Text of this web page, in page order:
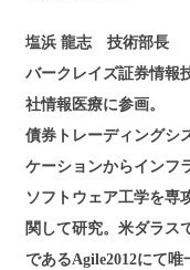
塩浜 龍志 技術部長
バークレイズ証券情報
社情報医療に参画。
債券トレーディングシ
ケーションからインフ
ソフトウェア工学を専
関して研究。米ダラス
であるAgile2012にて